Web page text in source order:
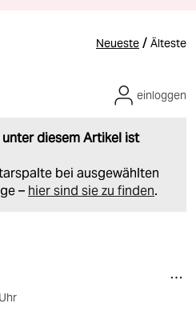
Neueste / Älteste
diesem Artikel ist
bei ausgewählten
– hier sind sie zu finden.
einloggen